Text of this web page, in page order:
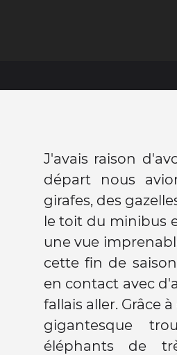
J'avais raison
départ nous
girafes, des
le toit du minibus
une vue
cette fin de
en contact avec
fallais aller. Grâce
gigantesque
éléphants de